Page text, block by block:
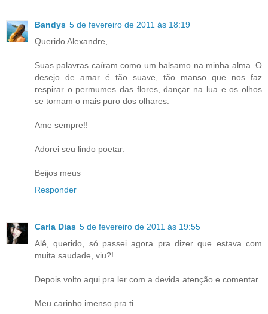
Bandys 5 de fevereiro de 2011 às 18:19
Querido Alexandre,
Suas palavras caíram como um balsamo na minha alma. O
desejo de amar é tão suave, tão manso que nos faz
respirar o permumes das flores, dançar na lua e os olhos
se tornam o mais puro dos olhares.
Ame sempre!!
Adorei seu lindo poetar.
Beijos meus
Responder
Carla Dias 5 de fevereiro de 2011 às 19:55
Alê, querido, só passei agora pra dizer que estava com
muita saudade, viu?!
Depois volto aqui pra ler com a devida atenção e comentar.
Meu carinho imenso pra ti.